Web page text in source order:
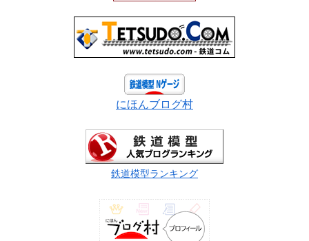
にほんブログ村
鉄道模型ランキング